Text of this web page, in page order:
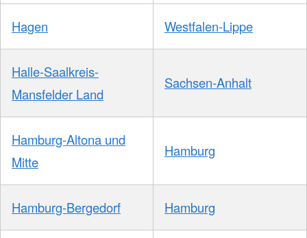
Hagen Westfalen-Lippe
Halle-Saalkreis-
Mansfelder Land
Sachsen-Anhalt
Hamburg-Altona und
Mitte
Hamburg
Hamburg-Bergedorf Hamburg